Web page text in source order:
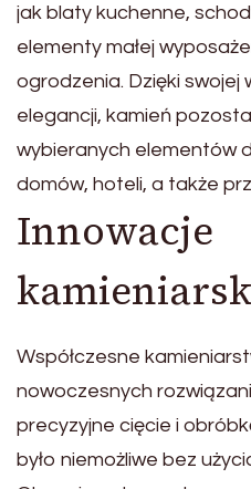
jak blaty kuchenne,
elementy małej
ogrodzenia. Dzięki swojej
elegancji, kamień
wybieranych elementów
domów, hoteli, a także
Innowacje
Współczesne
nowoczesnych
precyzyjne cięcie i
było niemożliwe bez